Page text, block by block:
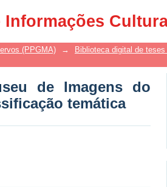
de Imagens do
(PPGMA) → Biblioteca digital de
de Imagens do
temática